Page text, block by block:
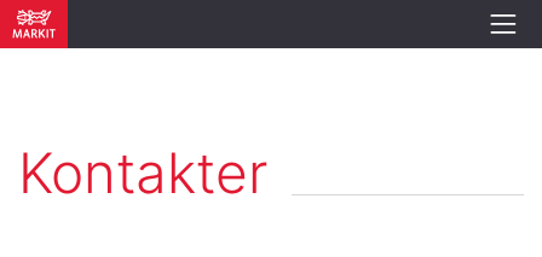
Kontakter